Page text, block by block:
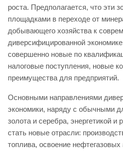
роста. Предполагается, что эти
площадками в переходе от
добывающего хозяйства к
диверсифицированной
совершенно новые по
налоговые поступления, новые
преимущества для предприятий.
Основными направлениями
экономики, наряду с обычными
золота и серебра, энергетикой
стать новые отрасли:
топлива, освоение